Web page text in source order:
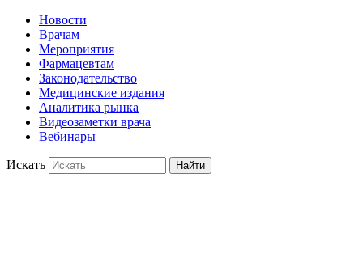
Новости
Врачам
Мероприятия
Фармацевтам
Законодательство
Медицинские издания
Аналитика рынка
Видеозаметки врача
Вебинары
Искать Найти